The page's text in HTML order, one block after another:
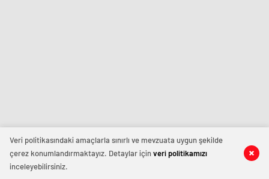
Veri politikasındaki amaçlarla sınırlı ve mevzuata uygun şekilde
çerez konumlandırmaktayız. Detaylar içinveri politikamızı
inceleyebilirsiniz.